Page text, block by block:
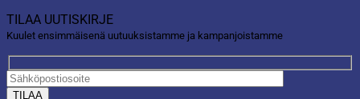
TILAA UUTISKIRJE
Kuulet ensimmäisenä uutuuksistamme ja kampanjoistamme